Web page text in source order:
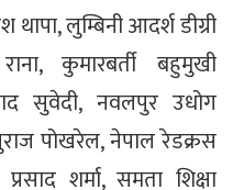
लुम्बिनी आदर्श डीग्री
कुमारबर्ती बहुमुखी
सुवेदी, नवलपुर उधोग
पोखरेल, नेपाल रेडक्रस
शर्मा, समता शिक्षा